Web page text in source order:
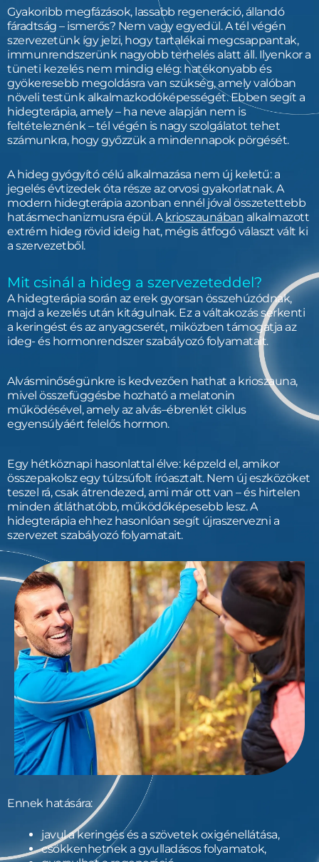
Gyakoribb megfázások, lassabb regeneráció, állandó
fáradtság – ismerős? Nem vagy egyedül. A tél végén
szervezetünk így jelzi, hogy tartalékai megcsappantak,
immunrendszerünk nagyobb terhelés alatt áll. Ilyenkor a
tüneti kezelés nem mindig elég: hatékonyabb és
gyökeresebb megoldásra van szükség, amely valóban
növeli testünk alkalmazkodóképességét. Ebben segít a
hidegterápia, amely – ha neve alapján nem is
feltételeznénk – tél végén is nagy szolgálatot tehet
számunkra, hogy győzzük a mindennapok pörgését.
A hideg gyógyító célú alkalmazása nem új keletű: a
jegelés évtizedek óta része az orvosi gyakorlatnak. A
modern hidegterápia azonban ennél jóval összetettebb
hatásmechanizmusra épül. Akrioszaunában alkalmazott
extrém hideg rövid ideig hat, mégis átfogó választ vált ki
a szervezetből.
Mit csinál a hideg a szervezeteddel?
A hidegterápia során az erek gyorsan összehúzódnak,
majd a kezelés után kitágulnak. Ez a váltakozás serkenti
a keringést és az anyagcserét, miközben támogatja az
ideg- és hormonrendszer szabályozó folyamatait.
Alvásminőségünkre is kedvezően hathat a krioszauna,
mivel összefüggésbe hozható a melatonin
működésével, amely az alvás–ébrenlét ciklus
egyensúlyáért felelős hormon.
Egy hétköznapi hasonlattal élve: képzeld el, amikor
összepakolsz egy túlzsúfolt íróasztalt. Nem új eszközöket
teszel rá, csak átrendezed, ami már ott van – és hirtelen
minden átláthatóbb, működőképesebb lesz. A
hidegterápia ehhez hasonlóan segít újraszervezni a
szervezet szabályozó folyamatait.
Ennek hatására:
javul a keringés és a szövetek oxigénellátása,
csökkenhetnek a gyulladásos folyamatok,